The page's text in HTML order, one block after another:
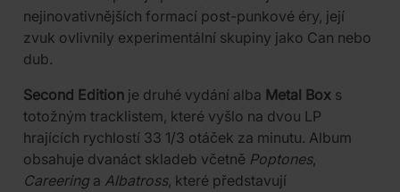
nejinovativnějších formací post-punkové éry, její
zvuk ovlivnily experimentální skupiny jako Can nebo
dub.
Second Edition je druhé vydání alba Metal Box s
totožným tracklistem, které vyšlo na dvou LP
hrajících rychlostí 33 1/3 otáček za minutu. Album
obsahuje dvanáct skladeb včetně Poptones,
Careering a Albatross, které představují